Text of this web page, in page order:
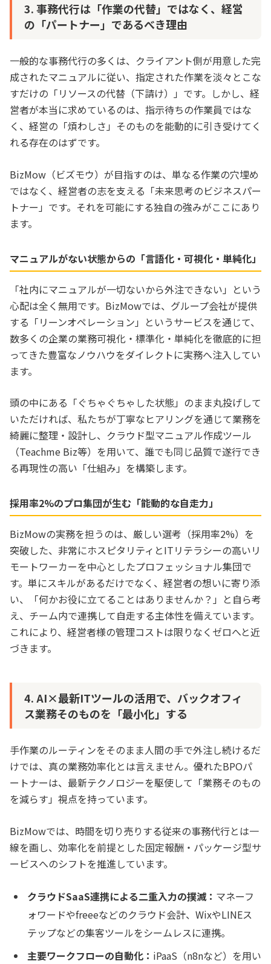
3. 事務代行は「作業の代替」ではなく、経営
の「パートナー」であるべき理由
一般的な事務代行の多くは、クライアント側が用意した完
成されたマニュアルに従い、指定された作業を淡々とこな
すだけの「リソースの代替（下請け）」です。しかし、経
営者が本当に求めているのは、指示待ちの作業員ではな
く、経営の「煩わしさ」そのものを能動的に引き受けてく
れる存在のはずです。
BizMow（ビズモウ）が目指すのは、単なる作業の穴埋め
ではなく、経営者の志を支える「未来思考のビジネスパー
トナー」です。それを可能にする独自の強みがここにあり
ます。
マニュアルがない状態からの「言語化・可視化・単純化」
「社内にマニュアルが一切ないから外注できない」という
心配は全く無用です。BizMowでは、グループ会社が提供
する「リーンオペレーション」というサービスを通じて、
数多くの企業の業務可視化・標準化・単純化を徹底的に担
ってきた豊富なノウハウをダイレクトに実務へ注入してい
ます。
頭の中にある「ぐちゃぐちゃした状態」のまま丸投げして
いただければ、私たちが丁寧なヒアリングを通じて業務を
綺麗に整理・設計し、クラウド型マニュアル作成ツール
（Teachme Biz等）を用いて、誰でも同じ品質で遂行でき
る再現性の高い「仕組み」を構築します。
採用率2%のプロ集団が生む「能動的な自走力」
BizMowの実務を担うのは、厳しい選考（採用率2%）を
突破した、非常にホスピタリティとITリテラシーの高いリ
モートワーカーを中心としたプロフェッショナル集団で
す。単にスキルがあるだけでなく、経営者の想いに寄り添
い、「何かお役に立てることはありませんか？」と自ら考
え、チーム内で連携して自走する主体性を備えています。
これにより、経営者様の管理コストは限りなくゼロへと近
づきます。
4. AI×最新ITツールの活用で、バックオフィ
ス業務そのものを「最小化」する
手作業のルーティンをそのまま人間の手で外注し続けるだ
けでは、真の業務効率化とは言えません。優れたBPOパ
ートナーは、最新テクノロジーを駆使して「業務そのもの
を減らす」視点を持っています。
BizMowでは、時間を切り売りする従来の事務代行とは一
線を画し、効率化を前提とした固定報酬・パッケージ型サ
ービスへのシフトを推進しています。
クラウドSaaS連携による二重入力の撲滅： マネーフ
ォワードやfreeeなどのクラウド会計、WixやLINEス
テップなどの集客ツールをシームレスに連携。
主要ワークフローの自動化： iPaaS（n8nなど）を用い